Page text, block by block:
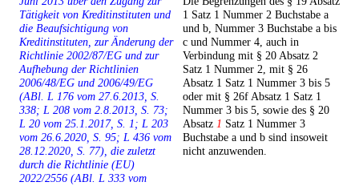
Tätigkeit von Kreditinstituten und
die Beaufsichtigung von
Kreditinstituten, zur Änderung der
Richtlinie 2002/87/EG und zur
Aufhebung der Richtlinien
2006/48/EG und 2006/49/EG
(ABl. L 176 vom 27.6.2013, S.
338; L 208 vom 2.8.2013, S. 73;
L 20 vom 25.1.2017, S. 1; L 203
vom 26.6.2020, S. 95; L 436 vom
28.12.2020, S. 77), die zuletzt
durch die Richtlinie (EU)
2022/2556 (ABl. L 333 vom
1 Satz 1 Nummer 2 Buchstabe a
und b, Nummer 3 Buchstabe a bis
c und Nummer 4, auch in
Verbindung mit § 20 Absatz 2
Satz 1 Nummer 2, mit § 26
Absatz 1 Satz 1 Nummer 3 bis 5
oder mit § 26f Absatz 1 Satz 1
Nummer 3 bis 5, sowie des § 20
Absatz 1 Satz 1 Nummer 3
Buchstabe a und b sind insoweit
nicht anzuwenden.